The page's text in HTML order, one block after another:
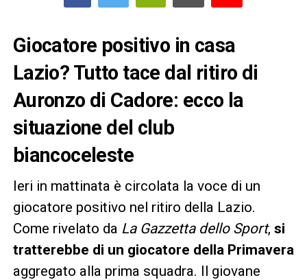
Giocatore positivo in casa
Lazio? Tutto tace dal ritiro di
Auronzo di Cadore: ecco la
situazione del club
biancoceleste
Ieri in mattinata è circolata la voce di un
giocatore positivo nel ritiro della Lazio.
Come rivelato da La Gazzetta dello Sport, si
tratterebbe di un giocatore della Primavera
aggregato alla prima squadra. Il giovane